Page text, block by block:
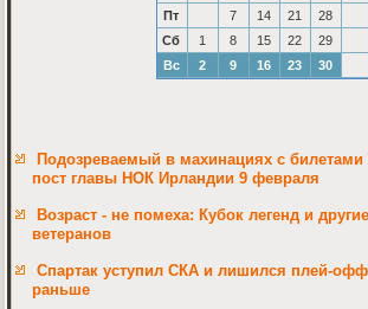
Пт
7 14 21
28
Сб
1 8 15 22
29
Вс
2 9 16 23 30
Подозреваемый в махинациях с билетами
пост главы НОК Ирландии 9 февраля
Возраст - не помеха: Кубок легенд и
ветеранов
Спартак уступил СКА и лишился плей-
раньше